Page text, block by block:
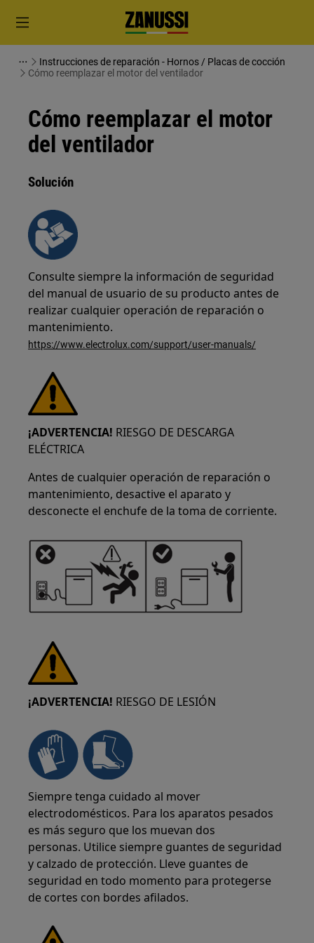
Instrucciones de reparación - Hornos / Placas de cocción
Cómo reemplazar el motor del ventilador
Cómo reemplazar el motor
del ventilador
Solución
Consulte siempre la información de seguridad
del manual de usuario de su producto antes de
realizar cualquier operación de reparación o
mantenimiento.
https://www.electrolux.com/support/user-manuals/
¡ADVERTENCIA! RIESGO DE DESCARGA
ELÉCTRICA
Antes de cualquier operación de reparación o
mantenimiento, desactive el aparato y
desconecte el enchufe de la toma de corriente.
¡ADVERTENCIA! RIESGO DE LESIÓN
Siempre tenga cuidado al mover
electrodomésticos. Para los aparatos pesados
es más seguro que los muevan dos
personas. Utilice siempre guantes de seguridad
y calzado de protección. Lleve guantes de
seguridad en todo momento para protegerse
de cortes con bordes afilados.